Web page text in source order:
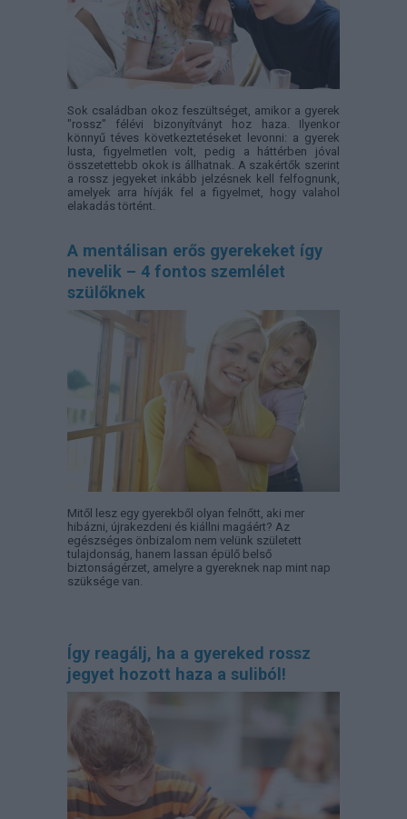
Sok családban okoz feszültséget, amikor a gyerek
"rossz" félévi bizonyítványt hoz haza. Ilyenkor
könnyű téves következtetéseket levonni: a gyerek
lusta, figyelmetlen volt, pedig a háttérben jóval
összetettebb okok is állhatnak. A szakértők szerint
a rossz jegyeket inkább jelzésnek kell felfognunk,
amelyek arra hívják fel a figyelmet, hogy valahol
elakadás történt.
A mentálisan erős gyerekeket így
nevelik – 4 fontos szemlélet
szülőknek
Mitől lesz egy gyerekből olyan felnőtt, aki mer
hibázni, újrakezdeni és kiállni magáért? Az
egészséges önbizalom nem velünk született
tulajdonság, hanem lassan épülő belső
biztonságérzet, amelyre a gyereknek nap mint nap
szüksége van.
Így reagálj, ha a gyereked rossz
jegyet hozott haza a suliból!